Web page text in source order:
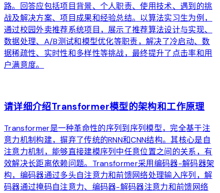
路。回答应包括项目背景、个人职责、使用技术、遇到的挑
战及解决方案、项目成果和经验总结。以算法实习生为例，
通过校园外卖推荐系统项目，展示了推荐算法设计与实现、
数据处理、A/B测试和模型优化等职责，解决了冷启动、数
据稀疏性、实时性和多样性等挑战，最终提升了点击率和用
户满意度。
请详细介绍Transformer模型的架构和工作原理
Transformer是一种革命性的序列到序列模型，完全基于注
意力机制构建，摒弃了传统的RNN和CNN结构。其核心是自
注意力机制，能够直接建模序列中任意位置之间的关系，有
效解决长距离依赖问题。Transformer采用编码器-解码器架
构，编码器通过多头自注意力和前馈网络处理输入序列，解
码器通过掩码自注意力、编码器-解码器注意力和前馈网络